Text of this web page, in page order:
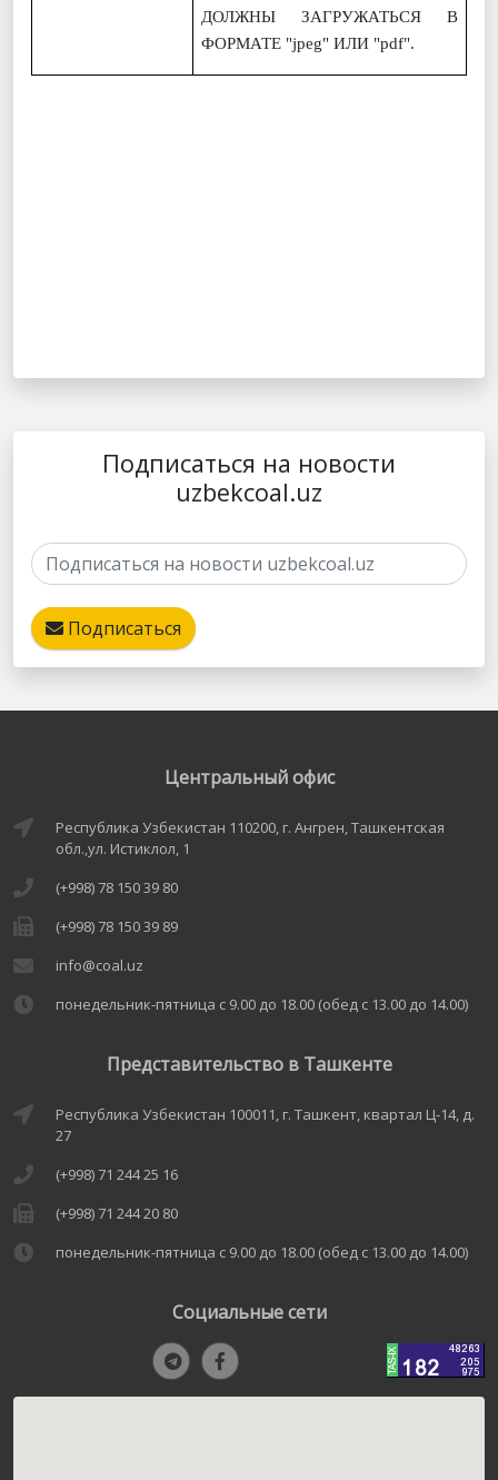
ДОЛЖНЫ ЗАГРУЖАТЬСЯ В
ФОРМАТЕ "jpeg" ИЛИ "pdf".
Подписаться на новости
uzbekcoal.uz
Подписаться
Центральный офис
Республика Узбекистан 110200, г. Ангрен, Ташкентская
обл.,ул. Истиклол, 1
(+998) 78 150 39 80
(+998) 78 150 39 89
info@coal.uz
понедельник-пятница с 9.00 до 18.00 (обед с 13.00 до 14.00)
Представительство в Ташкенте
Республика Узбекистан 100011, г. Ташкент, квартал Ц-14, д.
27
(+998) 71 244 25 16
(+998) 71 244 20 80
понедельник-пятница с 9.00 до 18.00 (обед с 13.00 до 14.00)
Социальные сети